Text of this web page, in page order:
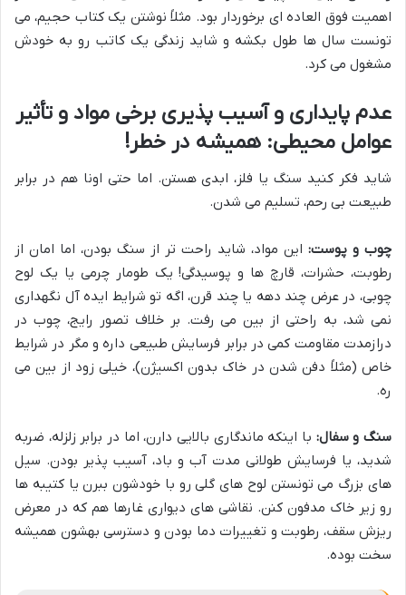
اهمیت فوق العاده ای برخوردار بود. مثلاً نوشتن یک کتاب حجیم، می
تونست سال ها طول بکشه و شاید زندگی یک کاتب رو به خودش
مشغول می کرد.
عدم پایداری و آسیب پذیری برخی مواد و تأثیر
عوامل محیطی: همیشه در خطر!
شاید فکر کنید سنگ یا فلز، ابدی هستن. اما حتی اونا هم در برابر
طبیعت بی رحم، تسلیم می شدن.
چوب و پوست: این مواد، شاید راحت تر از سنگ بودن، اما امان از
رطوبت، حشرات، قارچ ها و پوسیدگی! یک طومار چرمی یا یک لوح
چوبی، در عرض چند دهه یا چند قرن، اگه تو شرایط ایده آل نگهداری
نمی شد، به راحتی از بین می رفت. بر خلاف تصور رایج، چوب در
درازمدت مقاومت کمی در برابر فرسایش طبیعی داره و مگر در شرایط
خاص (مثلاً دفن شدن در خاک بدون اکسیژن)، خیلی زود از بین می
ره.
سنگ و سفال: با اینکه ماندگاری بالایی دارن، اما در برابر زلزله، ضربه
شدید، یا فرسایش طولانی مدت آب و باد، آسیب پذیر بودن. سیل
های بزرگ می تونستن لوح های گلی رو با خودشون ببرن یا کتیبه ها
رو زیر خاک مدفون کنن. نقاشی های دیواری غارها هم که در معرض
ریزش سقف، رطوبت و تغییرات دما بودن و دسترسی بهشون همیشه
سخت بوده.